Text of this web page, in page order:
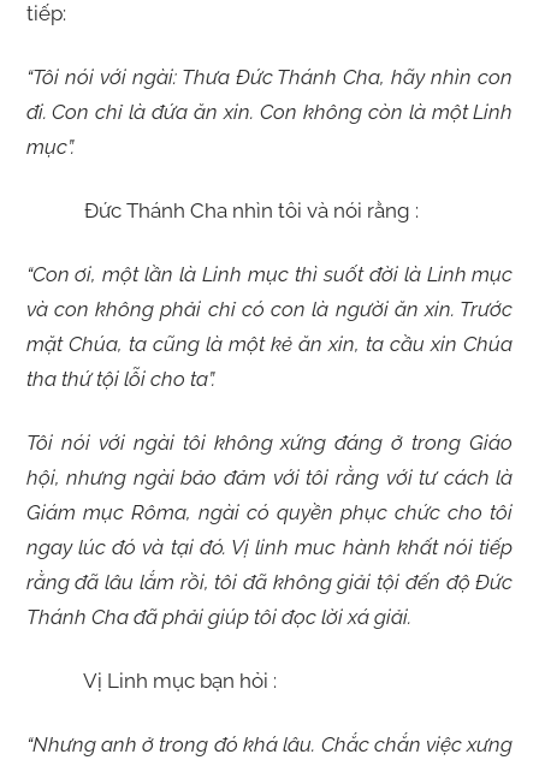
tiếp:
“Tôi nói với ngài: Thưa Đức Thánh Cha, hãy nhìn con
đi. Con chỉ là đứa ăn xin. Con không còn là một Linh
mục”.
Đức Thánh Cha nhìn tôi và nói rằng :
“Con ơi, một lần là Linh mục thì suốt đời là Linh mục
và con không phải chỉ có con là người ăn xin. Trước
mặt Chúa, ta cũng là một kẻ ăn xin, ta cầu xin Chúa
tha thứ tội lỗi cho ta”.
Tôi nói với ngài tôi không xứng đáng ở trong Giáo
hội, nhưng ngài bảo đảm với tôi rằng với tư cách là
Giám mục Rôma, ngài có quyền phục chức cho tôi
ngay lúc đó và tại đó. Vị linh muc hành khất nói tiếp
rằng đã lâu lắm rồi, tôi đã không giải tội đến độ Đức
Thánh Cha đã phải giúp tôi đọc lời xá giải.
Vị Linh mục bạn hỏi :
“Nhưng anh ở trong đó khá lâu. Chắc chắn việc xưng